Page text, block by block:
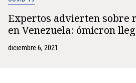
Expertos advierten sobre
en Venezuela: ómicron
diciembre 6, 2021